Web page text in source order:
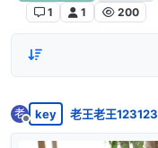
1
1 200
老
离线
key 老王老王123123